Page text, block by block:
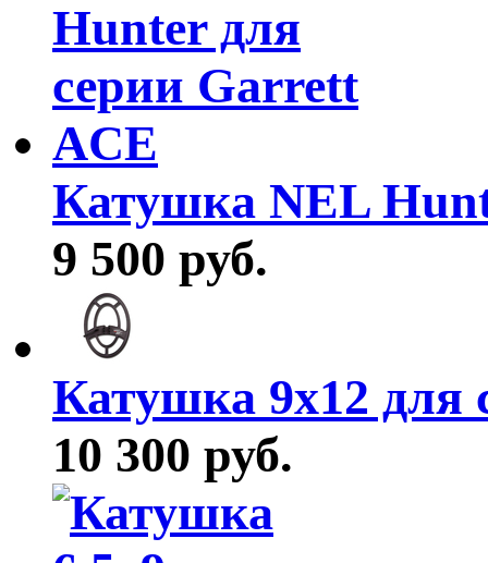
Катушка NEL
9 500 руб.
Катушка 9х12 для
10 300 руб.